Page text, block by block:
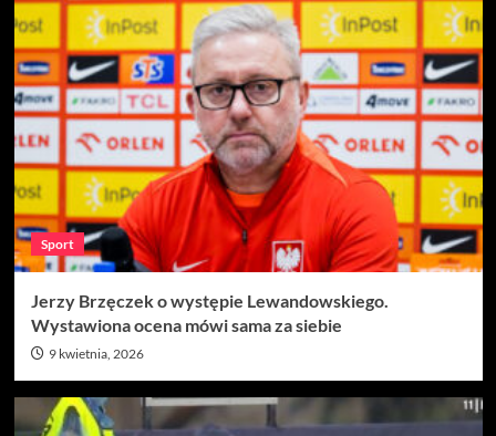
Sport
Jerzy Brzęczek o występie Lewandowskiego.
Wystawiona ocena mówi sama za siebie
9 kwietnia, 2026